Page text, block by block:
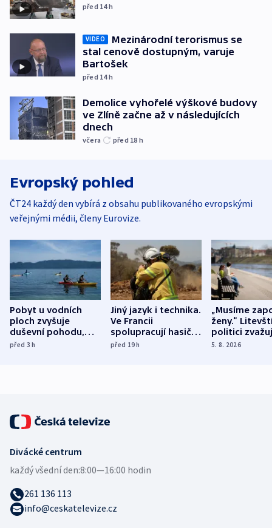
před 14h
VIDEO
Mezinárodní terorismus se
stal cenově dostupným, varuje
Bartošek
před 14h
Demolice vyhořelé výškové budovy
ve Zlíně začne až v následujících
dnech
včera před 18 h
Evropský pohled
ČT24 každý den vybírá z obsahu publikovaného evropskými
veřejnými médii, členy Eurovize.
Pobyt u vodních
ploch zvyšuje
duševní pohodu,
ukázala
před 3h
Jiný jazyk i technika.
Ve Francii
spolupracují hasiči z
různých zemí
před 19h
„Musíme
ženy.“
politici
dohodu o
5. 8. 2026
Divácké centrum
každý všední den:8:00—16:00 hodin
261 136 113
info@ceskatelevize.cz